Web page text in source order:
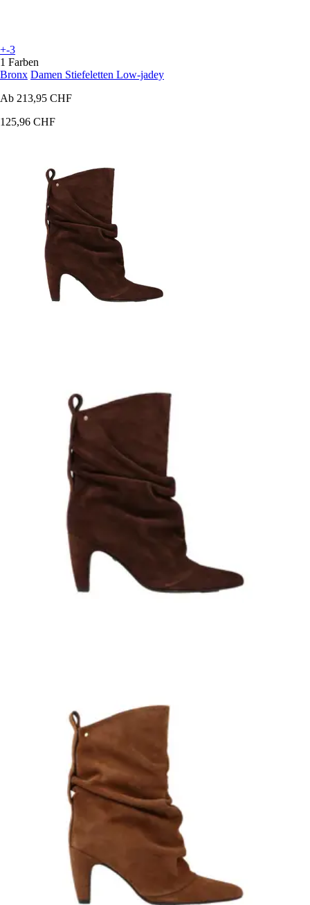
+-3
1 Farben
Bronx Damen Stiefeletten Low-jadey
Ab 213,95 CHF
125,96 CHF